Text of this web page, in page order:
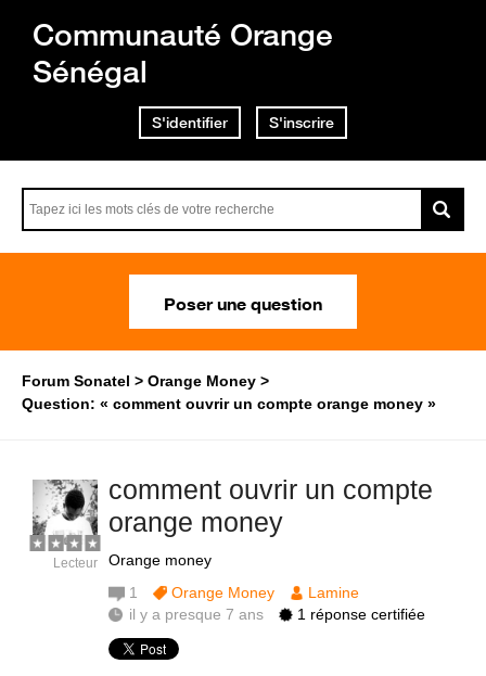
Communauté Orange
Sénégal
S'identifier S'inscrire
Poser une question
Forum Sonatel
Orange Money
Question: « comment ouvrir un compte orange money »
comment ouvrir un compte
orange money
Orange money
Lecteur
1 Orange Money
Lamine
il y a presque 7 ans
1 réponse certifiée